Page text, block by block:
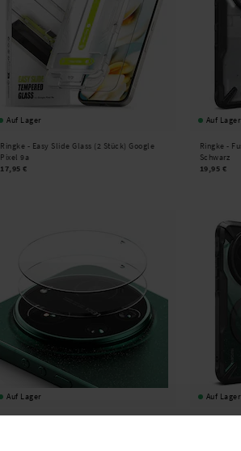
Auf Lager
Ringke - Easy Slide Glass (2 Stück) Google
Pixel 9a
17,95 €
Auf Lager
Ringke -
Schwarz
19,95 €
Auf Lager Auf Lager